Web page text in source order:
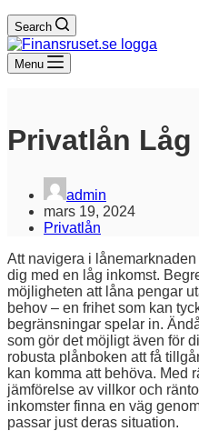
Search
Menu
Privatlån
admin
mars 19, 2024
Privatlån
Att navigera i
dig med en låg inkomst.
möjligheten att låna pengar
behov – en frihet som kan
begränsningar spelar in.
som gör det möjligt även för
robusta plånboken att få
kan komma att behöva. Med
jämförelse av villkor och
inkomster finna en väg
passar just deras situation.